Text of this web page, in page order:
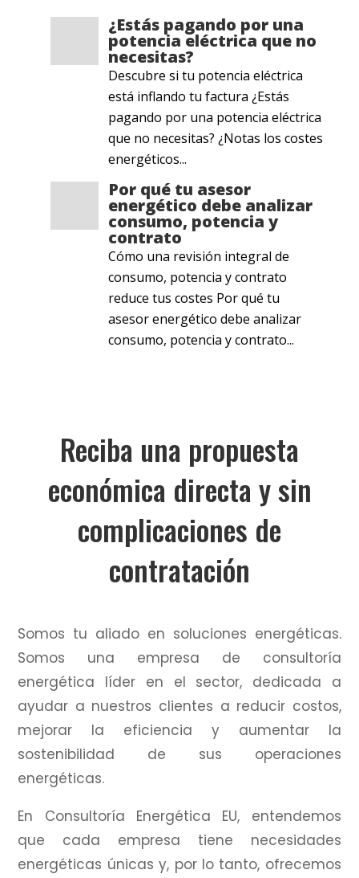
¿Estás pagando por una
potencia eléctrica que no
necesitas?
Descubre si tu potencia eléctrica
está inflando tu factura ¿Estás
pagando por una potencia eléctrica
que no necesitas? ¿Notas los costes
energéticos...
Por qué tu asesor
energético debe analizar
consumo, potencia y
contrato
Cómo una revisión integral de
consumo, potencia y contrato
reduce tus costes Por qué tu
asesor energético debe analizar
consumo, potencia y contrato...
Reciba una propuesta
económica directa y sin
complicaciones de
contratación
Somos tu aliado en soluciones energéticas.
Somos una empresa de consultoría
energética líder en el sector, dedicada a
ayudar a nuestros clientes a reducir costos,
mejorar la eficiencia y aumentar la
sostenibilidad de sus operaciones
energéticas.
En Consultoría Energética EU, entendemos
que cada empresa tiene necesidades
energéticas únicas y, por lo tanto, ofrecemos